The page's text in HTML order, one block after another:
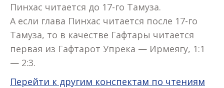
Пинхас читается до 17-го Тамуза.
А если глава Пинхас читается после 17-го
Тамуза, то в качестве Гафтары читается
первая из Гафтарот Упрека — Ирмеягу, 1:1
— 2:3.
Перейти к другим конспектам по чтениям